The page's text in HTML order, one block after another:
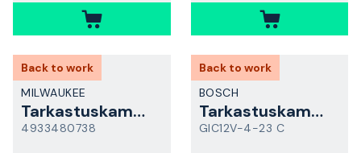
Back to work
MILWAUKEE
Tarkastuskamera
4933480738
Back to work
BOSCH
Tarkastuskamera
GIC12V-4-23 C